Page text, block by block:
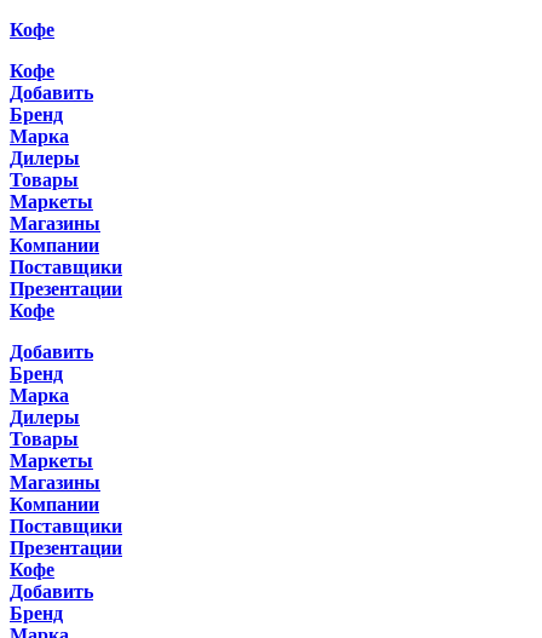
Кофе
Кофе
Добавить
Бренд
Марка
Дилеры
Товары
Маркеты
Магазины
Компании
Поставщики
Презентации
Кофе
Добавить
Бренд
Марка
Дилеры
Товары
Маркеты
Магазины
Компании
Поставщики
Презентации
Кофе
Добавить
Бренд